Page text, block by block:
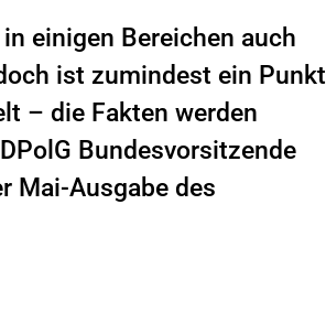
einigen Bereichen auch
ist zumindest ein Punkt
– die Fakten werden
Bundesvorsitzende
Mai-Ausgabe des